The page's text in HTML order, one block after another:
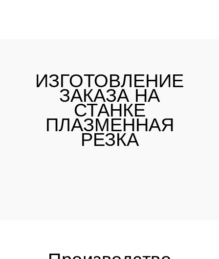
ИЗГОТОВЛЕНИЕ
ЗАКАЗА НА
СТАНКЕ
ПЛАЗМЕННАЯ
РЕЗКА